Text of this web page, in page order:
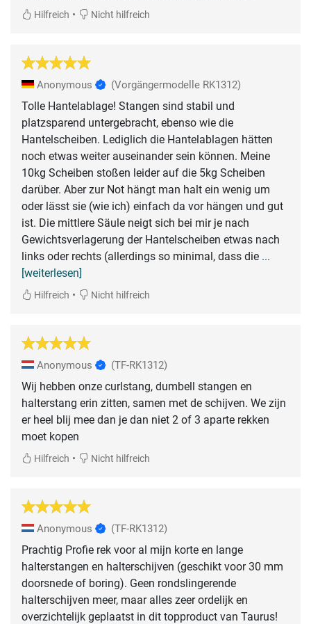
Hilfreich • Nicht hilfreich
Anonymous (Vorgängermodelle RK1312)
Tolle Hantelablage! Stangen sind stabil und
platzsparend untergebracht, ebenso wie die
Hantelscheiben. Lediglich die Hantelablagen hätten
noch etwas weiter auseinander sein können. Meine
10kg Scheiben stoßen leider auf die 5kg Scheiben
darüber. Aber zur Not hängt man halt ein wenig um
oder lässt sie (wie ich) einfach da vor hängen und gut
ist. Die mittlere Säule neigt sich bei mir je nach
Gewichtsverlagerung der Hantelscheiben etwas nach
links oder rechts (allerdings so minimal, dass die ...
[weiterlesen]
Hilfreich • Nicht hilfreich
Anonymous (TF-RK1312)
Wij hebben onze curlstang, dumbell stangen en
halterstang erin zitten, samen met de schijven. We zijn
er heel blij mee dan je dan niet 2 of 3 aparte rekken
moet kopen
Hilfreich • Nicht hilfreich
Anonymous (TF-RK1312)
Prachtig Profie rek voor al mijn korte en lange
halterstangen en halterschijven (geschikt voor 30 mm
doorsnede of boring). Geen rondslingerende
halterschijven meer, maar alles zeer ordelijk en
overzichtelijk geplaatst in dit topproduct van Taurus!